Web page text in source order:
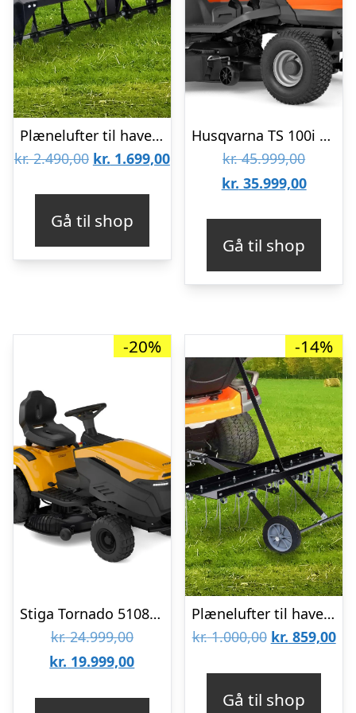
Plænelufter til havetraktor – 102 cm arbejdsbredde
kr.2.490,00 Den
var:
kr. 2.490,00.
kr. 1.699,00Den
kr. 1.699,00.
Gå til shop
Husqvarna TS 100i Havetraktor
kr.45.999,00Den
kr. 35.999,00Den
kr.
Gå til shop
-20%
Stiga Tornado 5108e Havetraktor
kr.24.999,00Den
oprindelige
kr. 19.999,00Den
-14%
Plænelufter til havetraktor – 100 cm arbejdsbredde
kr.1.000,00 Den
kr. 859,00
Gå til shop